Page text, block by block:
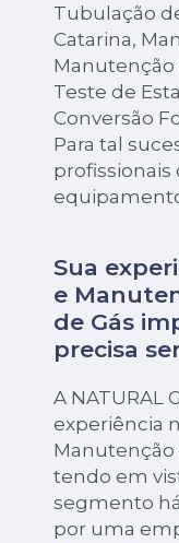
Tubulação
Catarina,
Manutenção
Teste de
Conversão
Para tal
Sua
e
de Gás
precisa
A NATURAL
experiência
Manutenção
tendo em
segmento
por uma